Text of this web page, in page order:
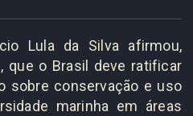
Lula da Silva afirmou,
que o Brasil deve ratificar
sobre conservação e uso
marinha em áreas